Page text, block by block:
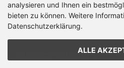
Sitemap
Zahlungsmethoden
analysieren und Ihnen ein
bieten zu können. Weitere
Datenschutzerklärung.
ALLE